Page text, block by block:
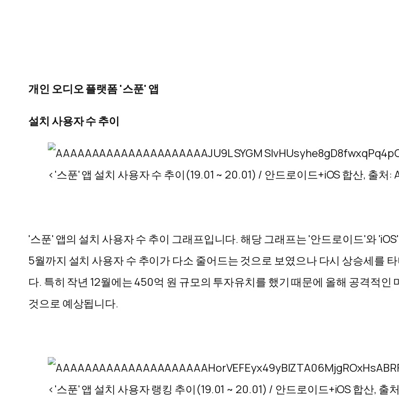
개인 오디오 플랫폼 '스푼' 앱
설치 사용자 수 추이
<'스푼' 앱 설치 사용자 수 추이(19.01 ~ 20.01) / 안드로이드+iOS 합산, 출처:
'스푼' 앱의 설치 사용자 수 추이 그래프입니다. 해당 그래프는 '안드로이드'와
5월까지 설치 사용자 수 추이가 다소 줄어드는 것으로 보였으나 다시 상승세를
다. 특히 작년 12월에는 450억 원 규모의 투자유치를 했기 때문에 올해 공격적
것으로 예상됩니다.
<'스푼' 앱 설치 사용자 랭킹 추이(19.01 ~ 20.01) / 안드로이드+iOS 합산, 출